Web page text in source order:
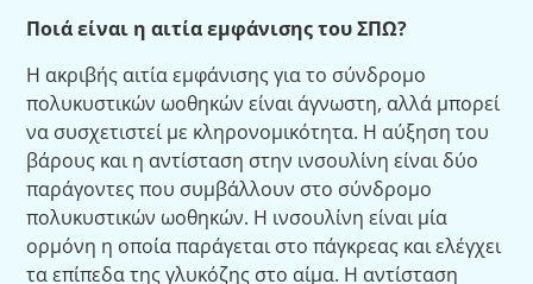
Ποιά είναι η αιτία εμφάνισης του ΣΠΩ?
Η ακριβής αιτία εμφάνισης για το σύνδρομο
πολυκυστικών ωοθηκών είναι άγνωστη, αλλά μπορεί
να συσχετιστεί με κληρονομικότητα. Η αύξηση του
βάρους και η αντίσταση στην ινσουλίνη είναι δύο
παράγοντες που συμβάλλουν στο σύνδρομο
πολυκυστικών ωοθηκών. Η ινσουλίνη είναι μία
ορμόνη η οποία παράγεται στο πάγκρεας και ελέγχει
τα επίπεδα της γλυκόζης στο αίμα. Η αντίσταση